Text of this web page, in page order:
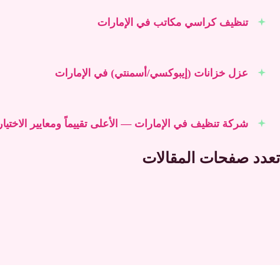
تنظيف كراسي مكاتب في الإمارات
عزل خزانات (إيبوكسي/أسمنتي) في الإمارات
شركة تنظيف في الإمارات — الأعلى تقييماً ومعايير الاختيار
تعدد صفحات المقالات